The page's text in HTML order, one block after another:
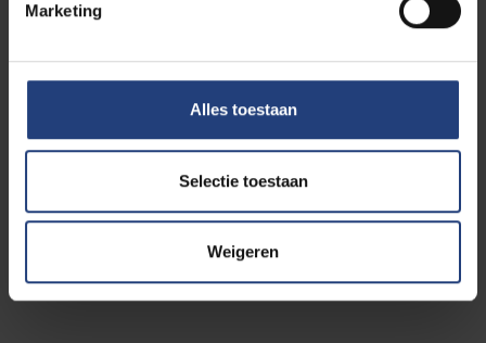
Marketing
Alles toestaan
Selectie toestaan
Weigeren
Deze vindt plaats op onze campus (Pleinlaan 2), de
exacte locatie wordt in de voormiddag aan je
Opgelet: voor eenITNA-test op afspraak
andere regeling. Je vindt de exacte locatie in een
persoonlijke e-mail met meer informatie.